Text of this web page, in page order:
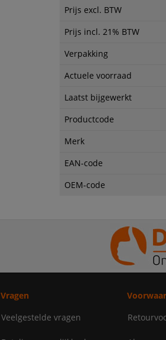
Prijs excl. BTW
Prijs incl. 21% BTW
Verpakking
Actuele voorraad
Laatst bijgewerkt
Productcode
Merk
EAN-code
OEM-code
Vragen
Veelgestelde vragen